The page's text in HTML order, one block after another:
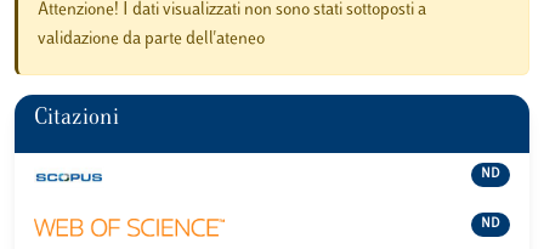
Attenzione! I dati visualizzati non sono stati sottoposti a
validazione da parte dell'ateneo
Citazioni
ND
ND